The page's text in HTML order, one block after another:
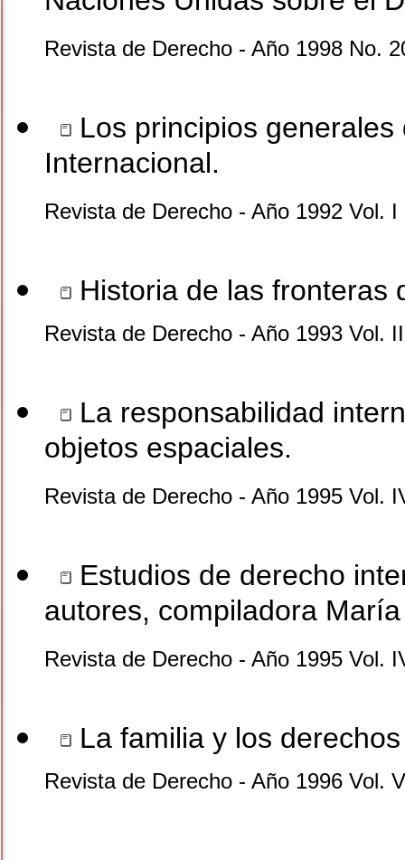
Revista de Derecho - Año 1998 No.
Los principios
Internacional.
Revista de Derecho - Año 1992 Vol. I
Historia de las fronteras
Revista de Derecho - Año 1993 Vol.
La responsabilidad
objetos espaciales.
Revista de Derecho - Año 1995 Vol.
Estudios de derecho
autores, compiladora
Revista de Derecho - Año 1995 Vol.
La familia y los
Revista de Derecho - Año 1996 Vol.